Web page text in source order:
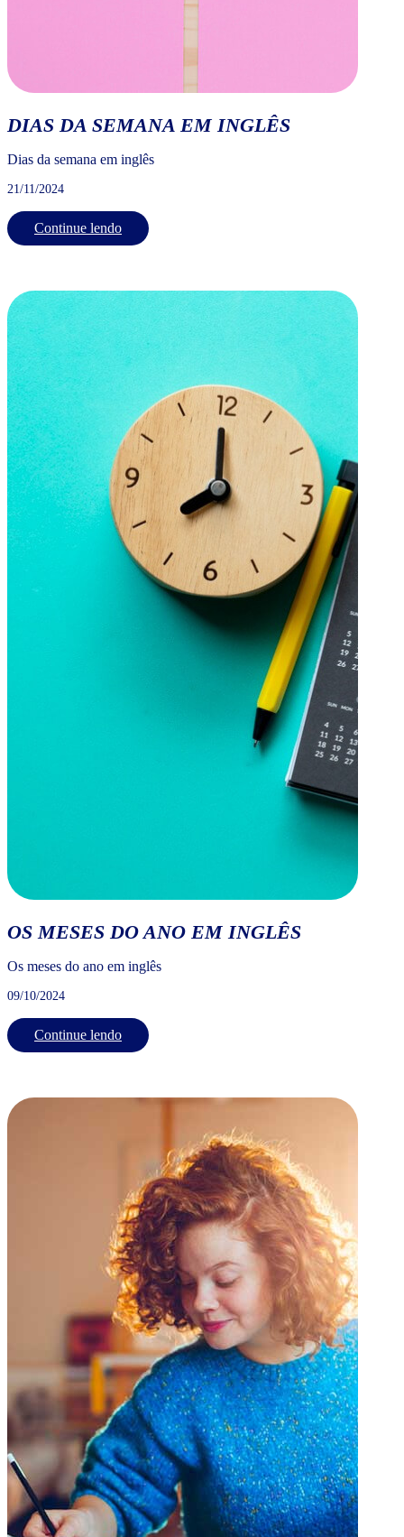
DIAS DA SEMANA EM INGLÊS
Dias da semana em inglês
21/11/2024
Continue lendo
OS MESES DO ANO EM INGLÊS
Os meses do ano em inglês
09/10/2024
Continue lendo